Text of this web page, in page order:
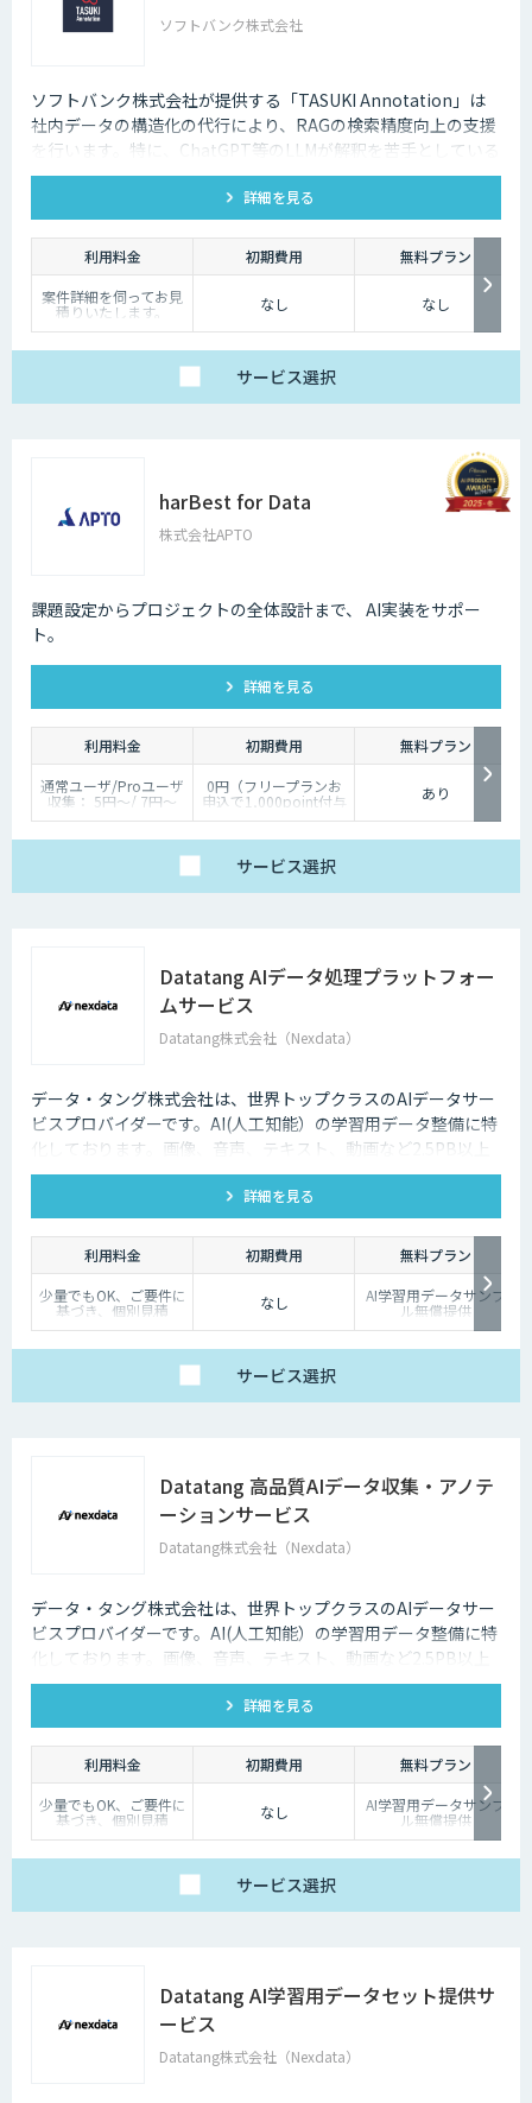
ソフトバンク株式会社
ソフトバンク株式会社が提供する「TASUKI Annotation」は
社内データの構造化の代行により、RAGの検索精度向上の支援
を行います。特に、ChatGPT等のLLMが解釈を苦手としている
図表などの情報も回答させることが可能になります。
詳細を見る
利用料金 初期費用
無料プラン
案件詳細を伺ってお見
積りいたします。 なし なし
サービス選択
harBest for Data
株式会社APTO
課題設定からプロジェクトの全体設計まで、 AI実装をサポー
ト。
詳細を見る
利用料金 初期費用
無料プラン
通常ユーザ/Proユーザ
収集： 5円～/ 7円～
分類： 2円～/ 3円～
塗潰し： 20円～ / 30
円～
0円（フリープランお
申込で1,000point付与
のキャンペーン実施）
あり
サービス選択
Datatang AIデータ処理プラットフォー
ムサービス
Datatang株式会社（Nexdata）
データ・タング株式会社は、世界トップクラスのAIデータサー
ビスプロバイダーです。AI(人工知能）の学習用データ整備に特
化しております。画像、音声、テキスト、動画など2.5PB以上
のアノテーション済みデータを保持、またカスタマイズデータ
の収集と自動化技術を利用したアノテーションサービスを提供
しております。
詳細を見る
利用料金 初期費用
無料プラン
少量でもOK、ご要件に
基づき、個別見積 なし AI学習用データサンプ
ル無償提供
サービス選択
Datatang 高品質AIデータ収集・アノテ
ーションサービス
Datatang株式会社（Nexdata）
データ・タング株式会社は、世界トップクラスのAIデータサー
ビスプロバイダーです。AI(人工知能）の学習用データ整備に特
化しております。画像、音声、テキスト、動画など2.5PB以上
のアノテーション済みデータを保持、またカスタマイズデータ
の収集と自動化技術を利用したアノテーションサービスを提供
しております。
詳細を見る
利用料金 初期費用
無料プラン
少量でもOK、ご要件に
基づき、個別見積 なし AI学習用データサンプ
ル無償提供
サービス選択
Datatang AI学習用データセット提供サ
ービス
Datatang株式会社（Nexdata）